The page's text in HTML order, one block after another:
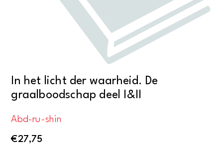
In het licht der waarheid. De
graalboodschap deel I&II
Abd-ru-shin
€27,75